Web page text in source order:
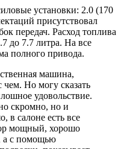
установки: 2.0 (170
присутствовал
передач. Расход топлива
до 7.7 литра. На все
полного привода.
машина,
чем. Но могу сказать
удовольствие.
скромно, но и
в салоне есть все
мощный, хорошо
а с помощью